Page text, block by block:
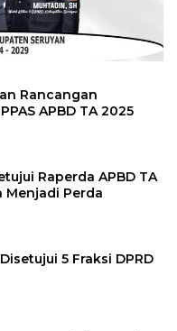
Rancangan
APBD TA 2025
Raperda APBD TA
Perda
5 Fraksi DPRD